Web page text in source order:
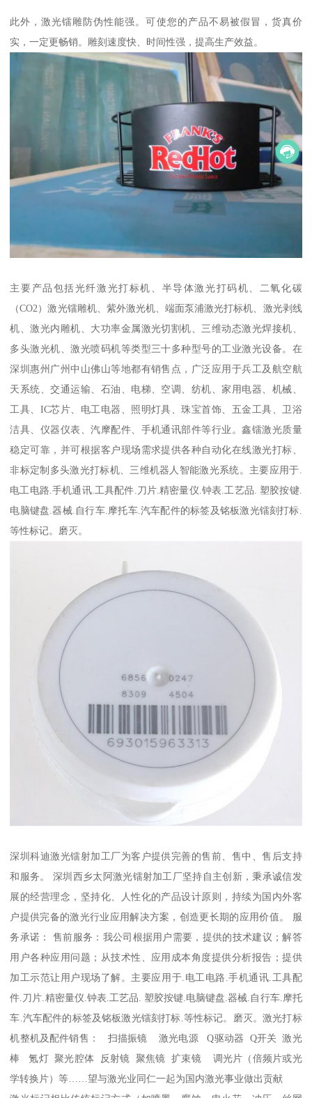
此外，激光镭雕防伪性能强。可使您的产品不易被假冒，货真价
实，一定更畅销。雕刻速度快、时间性强，提高生产效益。
主要产品包括光纤激光打标机、半导体激光打码机、二氧化碳
（CO2）激光镭雕机、紫外激光机、端面泵浦激光打标机、激光剥线
机、激光内雕机、大功率金属激光切割机、三维动态激光焊接机、
多头激光机、激光喷码机等类型三十多种型号的工业激光设备。在
深圳惠州广州中山佛山等地都有销售点，广泛应用于兵工及航空航
天系统、交通运输、石油、电梯、空调、纺机、家用电器、机械、
工具、IC芯片、电工电器、照明灯具、珠宝首饰、五金工具、卫浴
洁具、仪器仪表、汽摩配件、手机通讯部件等行业。鑫镭激光质量
稳定可靠，并可根据客户现场需求提供各种自动化在线激光打标、
非标定制多头激光打标机、三维机器人智能激光系统。主要应用于.
电工电路.手机通讯.工具配件.刀片.精密量仪.钟表.工艺品. 塑胶按键.
电脑键盘.器械.自行车.摩托车.汽车配件的标签及铭板激光镭刻打标.
等性标记。磨灭。
深圳科迪激光镭射加工厂为客户提供完善的售前、售中、售后支持
和服务。 深圳西乡太阿激光镭射加工厂坚持自主创新，秉承诚信发
展的经营理念，坚持化、人性化的产品设计原则，持续为国内外客
户提供完备的激光行业应用解决方案，创造更长期的应用价值。 服
务承诺： 售前服务：我公司根据用户需要，提供的技术建议；解答
用户各种应用问题；从技术性、应用成本角度提供分析报告；提供
加工示范让用户现场了解。主要应用于.电工电路.手机通讯.工具配
件.刀片.精密量仪.钟表.工艺品. 塑胶按键.电脑键盘.器械.自行车.摩托
车.汽车配件的标签及铭板激光镭刻打标.等性标记。磨灭。激光打标
机整机及配件销售： 扫描振镜 激光电源 Q驱动器 Q开关 激光
棒 氪灯 聚光腔体 反射镜 聚焦镜 扩束镜 调光片（倍频片或光
学转换片）等……望与激光业同仁一起为国内激光事业做出贡献